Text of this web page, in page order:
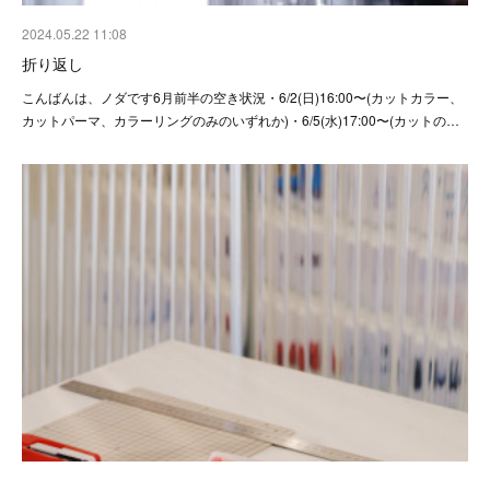
2024.05.22 11:08
折り返し
こんばんは、ノダです6月前半の空き状況・6/2(日)16:00〜(カットカラー、
カットパーマ、カラーリングのみのいずれか)・6/5(水)17:00〜(カットの…